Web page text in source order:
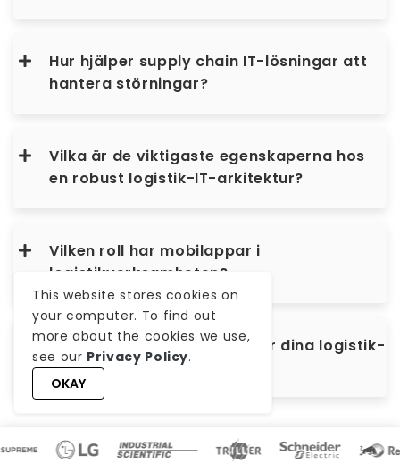
Hur hjälper supply chain IT-lösningar att
hantera störningar?
Vilka är de viktigaste egenskaperna hos
en robust logistik-IT-arkitektur?
Vilken roll har mobilappar i
logistikverksamheten?
Varför välja WeblineIndia för dina logistik-
IT-lösningar?
This website stores cookies on
your computer. To find out
more about the cookies we use,
see our Privacy Policy.
OKAY